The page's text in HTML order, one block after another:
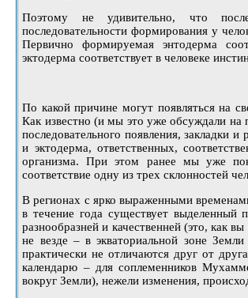
Поэтому не удивительно, что
последовательности формирования у
Первично формируемая энтодерма
эктодерма соответствует в человеке
По какой причине могут появляться на
Как известно (и мы это уже обсуждали на
последовательного появления, закладки
и эктодерма, ответственных,
организма. При этом ранее мы уже
соответствие одну из трех склонностей
В регионах с ярко выраженными
в течение года существует выделенный
разнообразней и качественней (это, как
не везде – в экваториальной зоне
практически не отличаются друг от
календарю – для соплеменников
вокруг Земли), нежели изменения,